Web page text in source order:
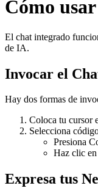
Cómo
El chat integrado
de IA.
Invocar el
Hay dos formas de
Coloca tu cursor
Selecciona
Presiona
Haz clic
Expresa tus